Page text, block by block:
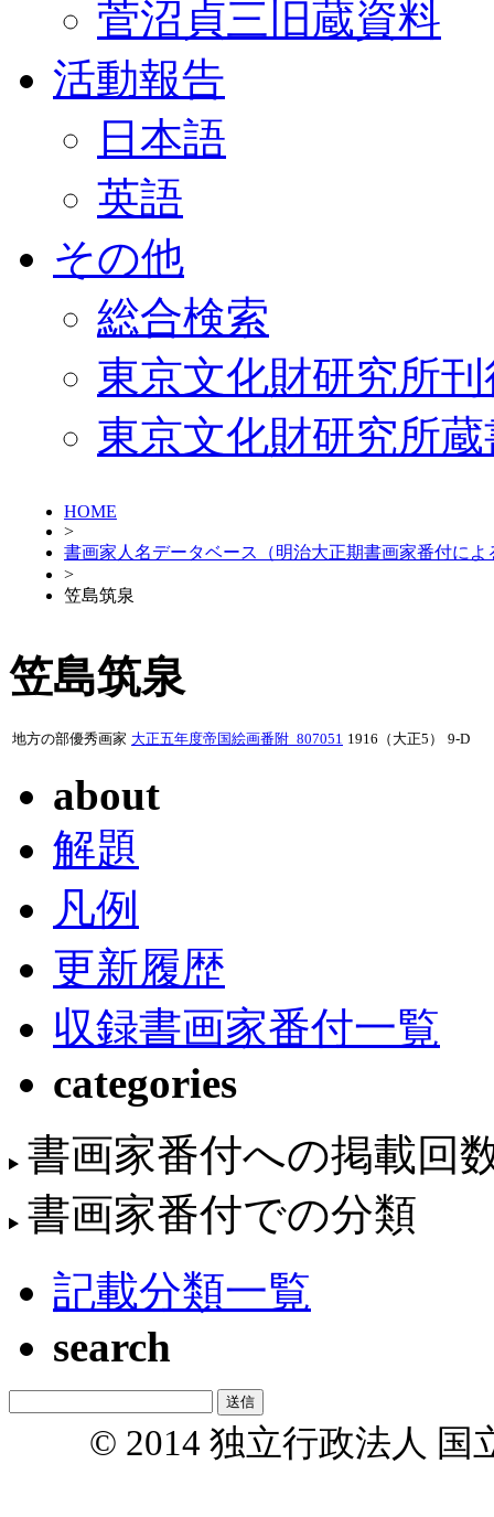
菅沼貞三旧蔵資料
活動報告
日本語
英語
その他
総合検索
東京文化財研究所
東京文化財研究所
HOME
>
書画家人名データベース（明治大正期書画家番付によ
>
笠島筑泉
笠島筑泉
地方の部優秀画家 大正五年度帝国絵画番附_807051 1916（大正5） 9-D
about
解題
凡例
更新履歴
収録書画家番付一覧
categories
書画家番付への掲載回
書画家番付での分類
記載分類一覧
search
© 2014 独立行政法人 国